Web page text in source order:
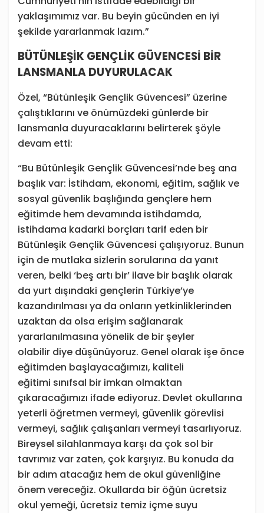
yaklaşımımız var. Bu beyin gücünden en iyi
şekilde yararlanmak lazım.”
BÜTÜNLEŞİK GENÇLİK GÜVENCESİ BİR
LANSMANLA DUYURULACAK
Özel, “Bütünleşik Gençlik Güvencesi” üzerine
çalıştıklarını ve önümüzdeki günlerde bir
lansmanla duyuracaklarını belirterek şöyle
devam etti:
“Bu Bütünleşik Gençlik Güvencesi’nde beş ana
başlık var: İstihdam, ekonomi, eğitim, sağlık ve
sosyal güvenlik başlığında gençlere hem
eğitimde hem devamında istihdamda,
istihdama kadarki borçları tarif eden bir
Bütünleşik Gençlik Güvencesi çalışıyoruz. Bunun
için de mutlaka sizlerin sorularına da yanıt
veren, belki ‘beş artı bir’ ilave bir başlık olarak
da yurt dışındaki gençlerin Türkiye’ye
kazandırılması ya da onların yetkinliklerinden
uzaktan da olsa erişim sağlanarak
yararlanılmasına yönelik de bir şeyler
olabilir diye düşünüyoruz. Genel olarak işe önce
eğitimden başlayacağımızı, kaliteli
eğitimi sınıfsal bir imkan olmaktan
çıkaracağımızı ifade ediyoruz. Devlet okullarına
yeterli öğretmen vermeyi, güvenlik görevlisi
vermeyi, sağlık çalışanları vermeyi tasarlıyoruz.
Bireysel silahlanmaya karşı da çok sol bir
tavrımız var zaten, çok karşıyız. Bu konuda da
bir adım atacağız hem de okul güvenliğine
önem vereceğiz. Okullarda bir öğün ücretsiz
okul yemeği, ücretsiz temiz içme suyu